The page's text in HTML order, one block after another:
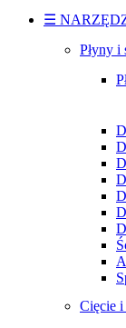
☰
Płyny i
Cięcie